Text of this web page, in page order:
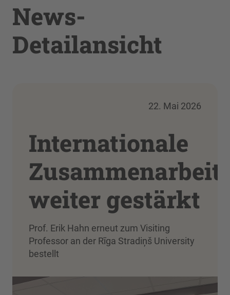
News-
Detailansicht
22. Mai 2026
Internationale
Zusammenarbeit
weiter gestärkt
Prof. Erik Hahn erneut zum Visiting
Professor an der Rīga Stradiņš University
bestellt